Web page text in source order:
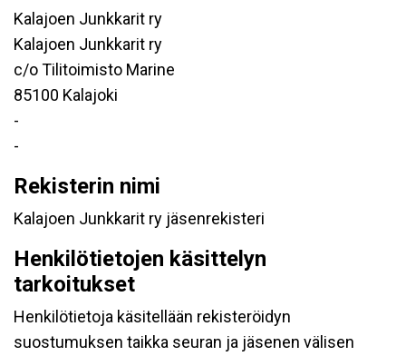
Kalajoen Junkkarit ry
Kalajoen Junkkarit ry
c/o Tilitoimisto Marine
85100 Kalajoki
-
-
Rekisterin nimi
Kalajoen Junkkarit ry jäsenrekisteri
Henkilötietojen käsittelyn
tarkoitukset
Henkilötietoja käsitellään rekisteröidyn
suostumuksen taikka seuran ja jäsenen välisen